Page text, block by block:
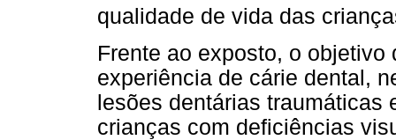
qualidade de vida das
Frente ao exposto, o
experiência de cárie dental,
lesões dentárias traumáticas
crianças com deficiências